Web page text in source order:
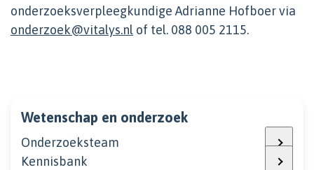
Wetenschap en onderzoek
Onderzoeksteam
Kennisbank
onderzoeksverpleegkundige Adrianne Hofboer via
onderzoek@vitalys.nl of tel. 088 005 2115.